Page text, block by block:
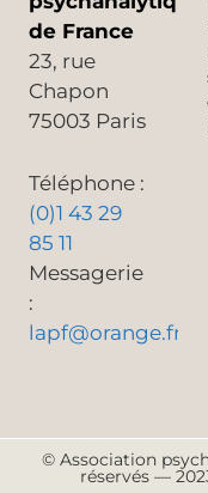
de France
23, rue
Chapon
75003 Paris
Téléphone :
(0)1 43 29
85 11
Messagerie
:
lapf@orange.fr
© Association
réservés —